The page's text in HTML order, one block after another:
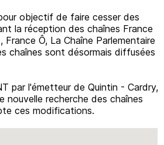
objectif de faire cesser des
la réception des chaînes France
Ô, La Chaîne Parlementaire
chaînes sont désormais diffusées
par l'émetteur de Quintin - Cardry,
nouvelle recherche des chaînes
ces modifications.